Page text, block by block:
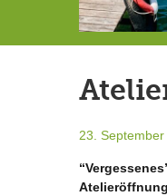
23. September